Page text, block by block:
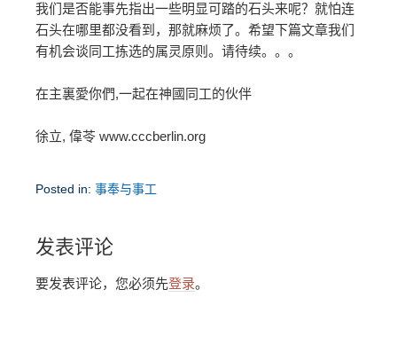
我们是否能事先指出一些明显可踏的石头来呢？就怕连
石头在哪里都没看到，那就麻烦了。希望下篇文章我们
有机会谈同工拣选的属灵原则。请待续。。。
在主裏愛你們,一起在神國同工的伙伴
徐立, 偉苓 www.cccberlin.org
Posted in: 事奉与事工
发表评论
要发表评论，您必须先登录。